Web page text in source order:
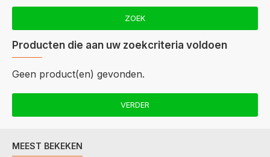
ZOEK
Producten die aan uw zoekcriteria voldoen
Geen product(en) gevonden.
VERDER
MEEST BEKEKEN